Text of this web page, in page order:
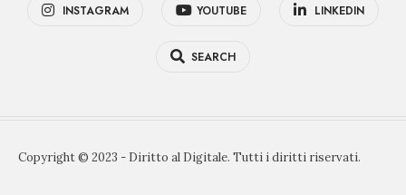
INSTAGRAM YOUTUBE LINKEDIN
SEARCH
Copyright © 2023 - Diritto al Digitale. Tutti i diritti riservati.